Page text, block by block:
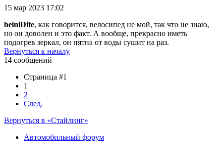
15 мар 2023 17:02
heiniDite, как говорится, велосипед не мой, так что не знаю,
но он доволен и это факт. А вообще, прекрасно иметь
подогрев зеркал, он пятна от воды сушит на раз.
Вернуться к началу
14 сообщений
Страница #1
1
2
След.
Вернуться в «Стайлинг»
Автомобильный форум